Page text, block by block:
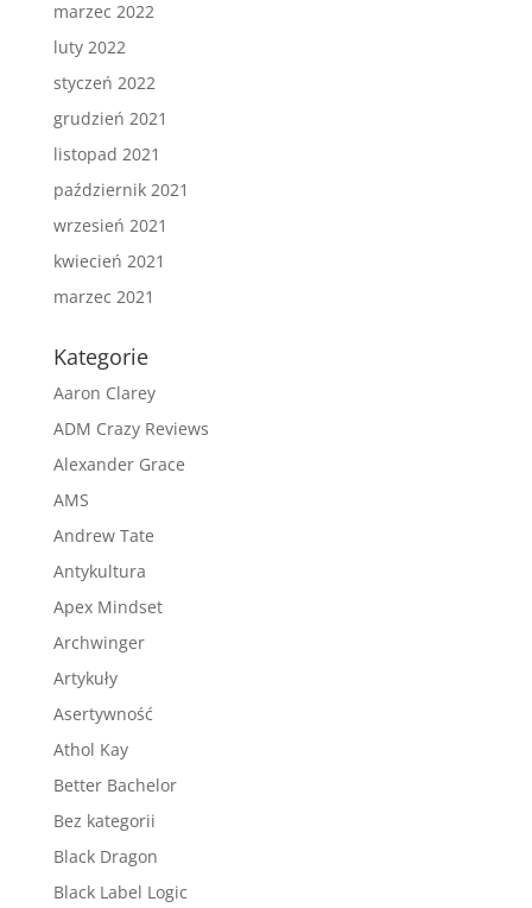
marzec 2022
luty 2022
styczeń 2022
grudzień 2021
listopad 2021
październik 2021
wrzesień 2021
kwiecień 2021
marzec 2021
Kategorie
Aaron Clarey
ADM Crazy Reviews
Alexander Grace
AMS
Andrew Tate
Antykultura
Apex Mindset
Archwinger
Artykuły
Asertywność
Athol Kay
Better Bachelor
Bez kategorii
Black Dragon
Black Label Logic